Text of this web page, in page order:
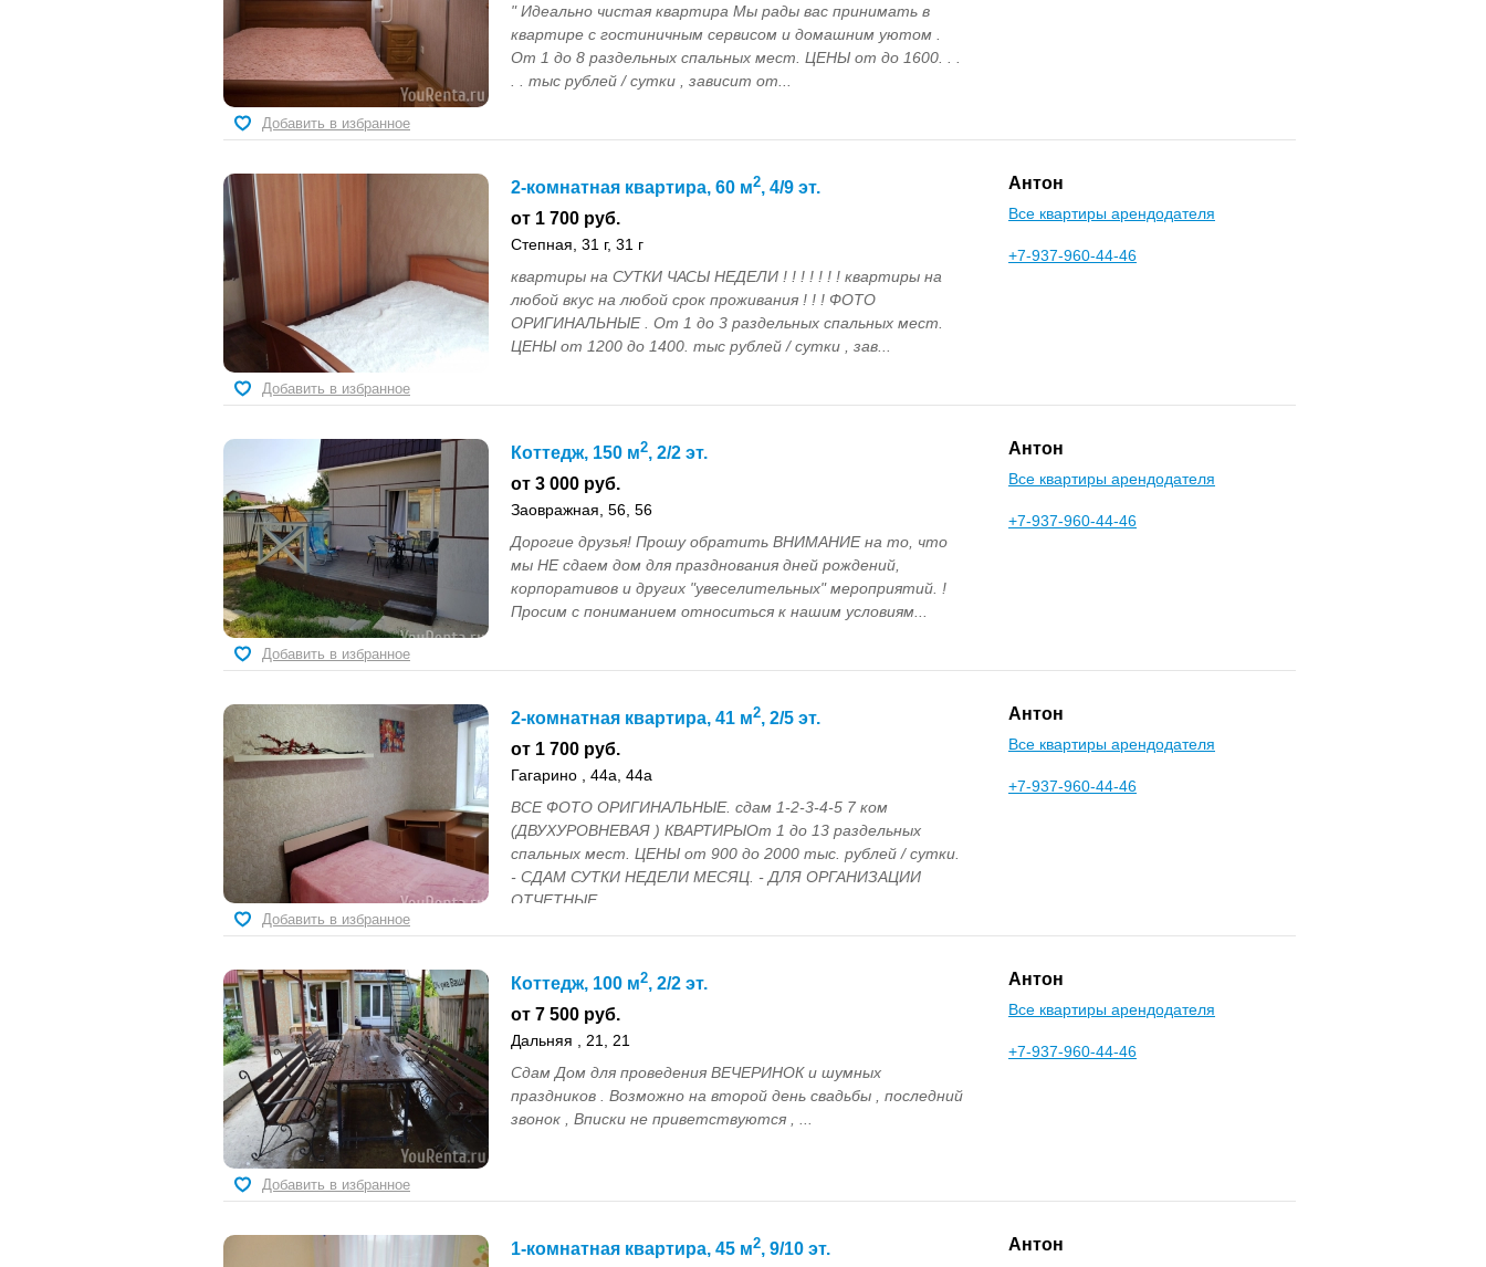
" Идеально чистая квартира Мы рады вас принимать в
квартире с гостиничным сервисом и домашним уютом .
От 1 до 8 раздельных спальных мест. ЦЕНЫ от до 1600. . .
. . тыс рублей / сутки , зависит от...
Добавить в избранное
2-комнатная квартира, 60 м2, 4/9 эт.
от 1 700 руб.
Степная, 31 г, 31 г
квартиры на СУТКИ ЧАСЫ НЕДЕЛИ ! ! ! ! ! ! ! квартиры на
любой вкус на любой срок проживания ! ! ! ФОТО
ОРИГИНАЛЬНЫЕ . От 1 до 3 раздельных спальных мест.
ЦЕНЫ от 1200 до 1400. тыс рублей / сутки , зав...
Антон
Все квартиры арендодателя
+7-937-960-44-46
Добавить в избранное
Коттедж, 150 м2, 2/2 эт.
от 3 000 руб.
Заовражная, 56, 56
Дорогие друзья! Прошу обратить ВНИМАНИЕ на то, что
мы НЕ сдаем дом для празднования дней рождений,
корпоративов и других "увеселительных" мероприятий. !
Просим с пониманием относиться к нашим условиям...
Антон
Все квартиры арендодателя
+7-937-960-44-46
Добавить в избранное
2-комнатная квартира, 41 м2, 2/5 эт.
от 1 700 руб.
Гагарино , 44а, 44а
ВСЕ ФОТО ОРИГИНАЛЬНЫЕ. сдам 1-2-3-4-5 7 ком
(ДВУХУРОВНЕВАЯ ) КВАРТИРЫОт 1 до 13 раздельных
спальных мест. ЦЕНЫ от 900 до 2000 тыс. рублей / сутки.
- СДАМ СУТКИ НЕДЕЛИ МЕСЯЦ. - ДЛЯ ОРГАНИЗАЦИИ
ОТЧЕТНЫЕ...
Антон
Все квартиры арендодателя
+7-937-960-44-46
Добавить в избранное
Коттедж, 100 м2, 2/2 эт.
от 7 500 руб.
Дальняя , 21, 21
Сдам Дом для проведения ВЕЧЕРИНОК и шумных
праздников . Возможно на второй день свадьбы , последний
звонок , Вписки не приветствуются , ...
Антон
Все квартиры арендодателя
+7-937-960-44-46
Добавить в избранное
1-комнатная квартира, 45 м2, 9/10 эт. Антон